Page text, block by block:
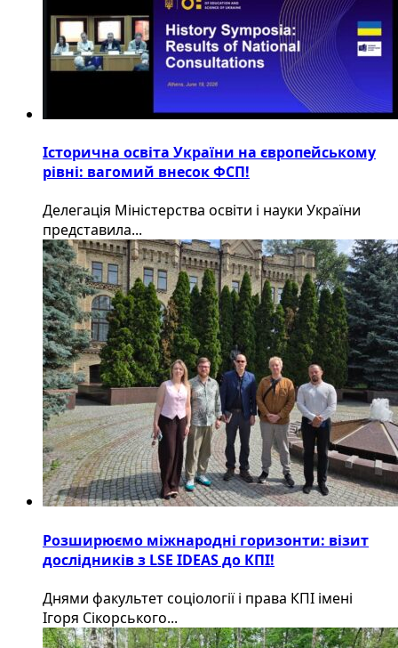
Історична освіта України на європейському
рівні: вагомий внесок ФСП!
Делегація Міністерства освіти і науки України
представила...
Розширюємо міжнародні горизонти: візит
дослідників з LSE IDEAS до КПІ!
Днями факультет соціології і права КПІ імені
Ігоря Сікорського...